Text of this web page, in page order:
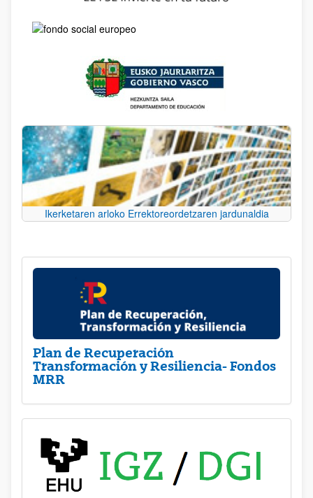
Ikerketaren arloko Errektoreordetzaren jardunaldia
Plan de Recuperación
Transformación y Resiliencia- Fondos
MRR